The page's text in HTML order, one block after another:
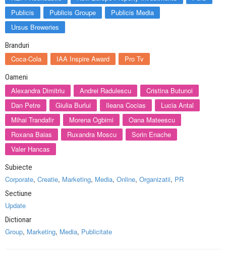
Publicis
Publicis Groupe
Publicis Media
Ursus Breweries
Branduri
Coca-Cola IAA Inspire Award Pro Tv
Oameni
Alexandra Dimitriu Andrei Radulescu
Cristina Butunoi
Dan Petre
Giulia Burlui Ileana Cocias
Lucia Antal
Mihai Trandafir
Morena Ogbimi
Oana Mateescu
Roxana Baias
Ruxandra Moscu
Sorin Enache
Valer Hancas
Subiecte
Corporate, Creatie, Marketing, Media, Online, Organizatii, PR
Sectiune
Update
Dictionar
Group, Marketing, Media, Publicitate